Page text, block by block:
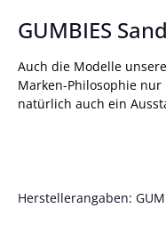
GUMBIES
Auch die Modelle
Marken-Philosophie
natürlich auch ein
Herstellerangaben: